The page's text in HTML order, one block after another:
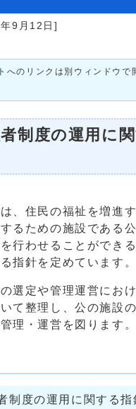
9月12日]
へのリンクは別ウィンドウで
制度の運用に
、住民の福祉を増進
るための施設である
行わせることができ
指針を定めています。
選定や管理運営にお
て整理し、公の施設
理・運営を図ります。
制度の運用に関する